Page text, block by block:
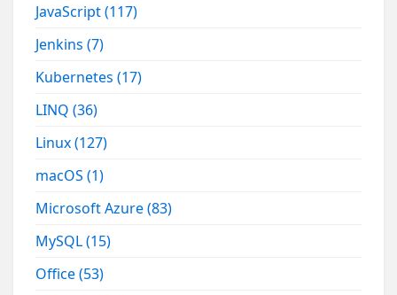
JavaScript(117)
Jenkins(7)
Kubernetes(17)
LINQ(36)
Linux(127)
macOS(1)
Microsoft Azure(83)
MySQL(15)
Office(53)